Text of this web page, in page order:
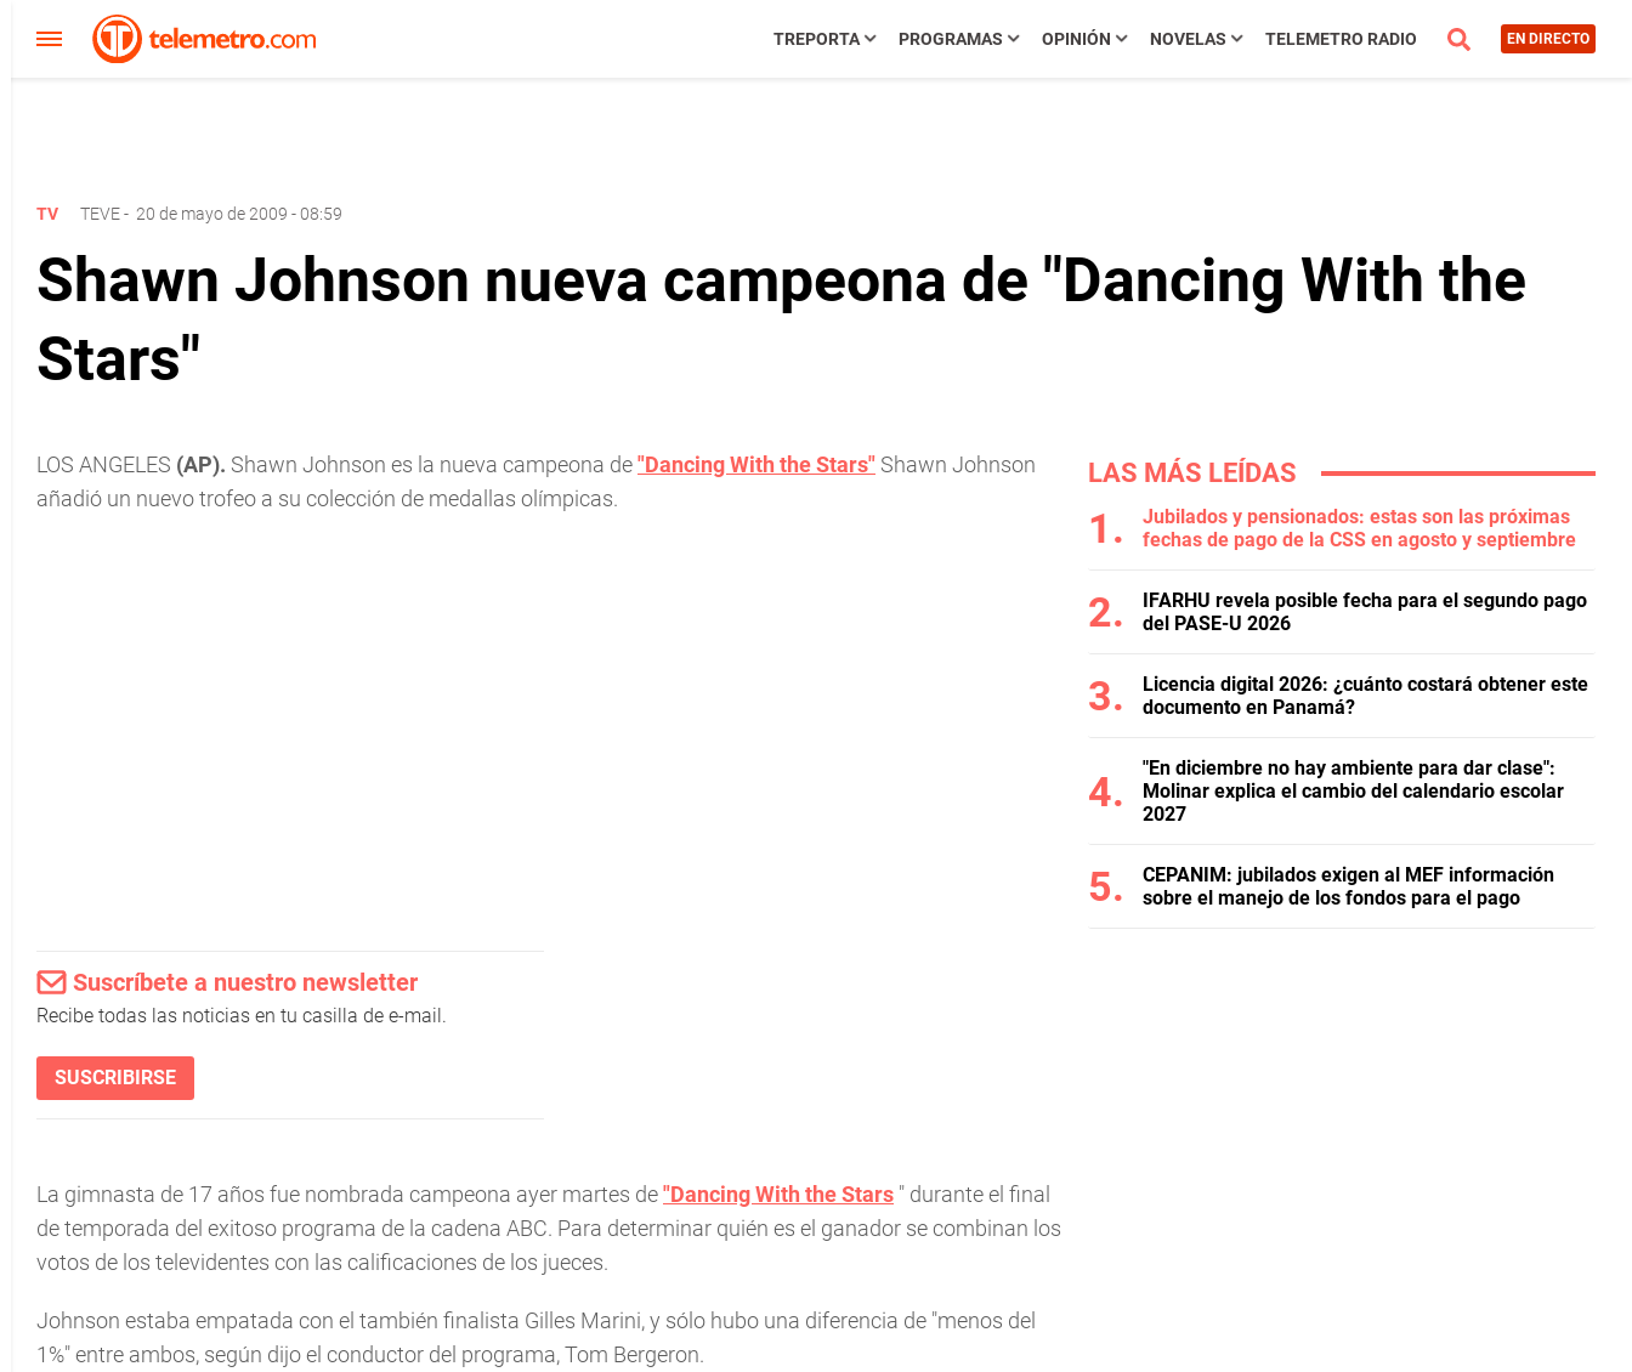
TREPORTA PROGRAMAS OPINIÓN NOVELAS TELEMETRO RADIO EN DIRECTO
TV TEVE- 20 de mayo de 2009 - 08:59
Shawn Johnson nueva campeona de "Dancing With the
Stars"
LOS ANGELES (AP). Shawn Johnson es la nueva campeona de"Dancing With the Stars" Shawn Johnson
añadió un nuevo trofeo a su colección de medallas olímpicas.
Suscríbete a nuestro newsletter
Recibe todas las noticias en tu casilla de e-mail.
SUSCRIBIRSE
La gimnasta de 17 años fue nombrada campeona ayer martes de"Dancing With the Stars " durante el final
de temporada del exitoso programa de la cadena ABC. Para determinar quién es el ganador se combinan los
votos de los televidentes con las calificaciones de los jueces.
Johnson estaba empatada con el también finalista Gilles Marini, y sólo hubo una diferencia de "menos del
1%" entre ambos, según dijo el conductor del programa, Tom Bergeron.
LAS MÁS LEÍDAS
Jubilados y pensionados: estas son las próximas
fechas de pago de la CSS en agosto y septiembre
IFARHU revela posible fecha para el segundo pago
del PASE-U 2026
Licencia digital 2026: ¿cuánto costará obtener este
documento en Panamá?
"En diciembre no hay ambiente para dar clase":
Molinar explica el cambio del calendario escolar
2027
CEPANIM: jubilados exigen al MEF información
sobre el manejo de los fondos para el pago